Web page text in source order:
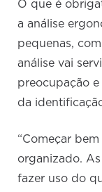
O que é
a análise
pequenas,
análise vai
preocupação
da
“Começar
organizado.
fazer uso do